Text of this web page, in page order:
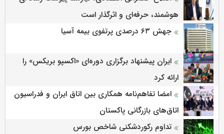
هوشمند، حرفه‌ای و اثرگذار است
جهش ۶۳ درصدی پرتفوی بیمه آسیا
ایران پیشنهاد برگزاری دوره‌ای «اکسپو بریکس» را
ارائه کرد
امضا تفاهم‌نامه همکاری بین اتاق ایران و فدراسیون
اتاق‌های بازرگانی پاکستان
تداوم رکوردشکنی شاخص بورس